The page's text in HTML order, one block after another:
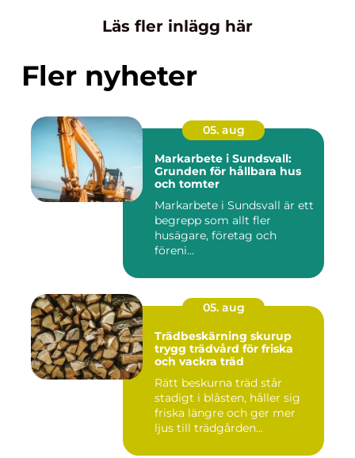
Läs fler inlägg här
Fler nyheter
05. aug
Markarbete i Sundsvall:
Grunden för hållbara hus
och tomter
Markarbete i Sundsvall är ett
begrepp som allt fler
husägare, företag och
föreni...
05. aug
Trädbeskärning skurup
trygg trädvård för friska
och vackra träd
Rätt beskurna träd står
stadigt i blåsten, håller sig
friska längre och ger mer
ljus till trädgården...